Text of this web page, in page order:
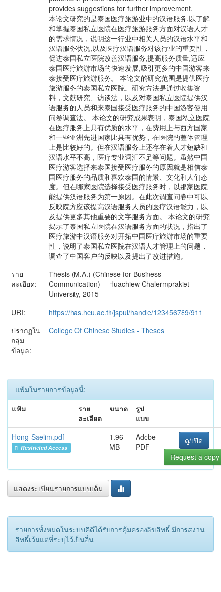
provides suggestions for further improvement.
本论文研究的是泰国医疗旅游业中的汉语服务,以了解
和掌握泰国私立医院在医疗旅游服务方面对汉语人才
的需求情况，说明这一行业中相关人员的汉语水平和
汉语服务状况,以及医疗汉语服务对该行业的重要性，
促进泰国私立医院改善汉语服务,提高服务质量,适应
泰国医疗旅游市场的快速发展,吸引更多的中国游客来
泰接受医疗旅游服务。 本论文的研究范围是提供医疗
旅游服务的泰国私立医院。研究方法是通过收集资
料，文献研究、访谈法，以及对泰国私立医院提供汉
语服务的人员和来泰国接受医疗服务的中国游客使用
问卷调查法。 本论文的研究成果表明，泰国私立医院
在医疗服务上具有优质的水平，在费用上与西方国家
和一些亚洲先进国家比具有优势，在医院的整体管理
上是比较好的。但在汉语服务上还存在着人才短缺和
汉语水平不高，医疗专业词汇不足等问题。虽然中国
医疗游客选择来泰国接受医疗服务的原因就是相信泰
国医疗服务的品质和喜欢泰国的情景、文化和人们态
度。但在哪家医院选择接受医疗服务时，以那家医院
能提供汉语服务为第一原因。在此次调查问卷中可以
反映院方应该提高汉语服务人员的医疗汉语能力，以
及提供更多其他重要的文字服务方面。 本论文的研究
揭示了泰国私立医院在汉语服务方面的状况，指出了
医疗旅游中汉语服务对开拓中国医疗旅游市场的重要
性，说明了泰国私立医院在汉语人才管理上的问题，
调查了中国客户的反映以及提出了改进措施。
ราย
ละเอียด:
Thesis (M.A.) (Chinese for Business
Communication) -- Huachiew Chalermprakiet
University, 2015
URI:
https://has.hcu.ac.th/jspui/handle/123456789/911
ปรากฏใน
กลุ่ม
ข้อมูล:
College Of Chinese Studies - Theses
แฟ้มในรายการข้อมูลนี้:
แฟ้ม
ราย
ละเอียด
ขนาด
รูป
แบบ
Hong-Saelim.pdf
Restricted Access
1.96
MB
Adobe
PDF
ดู/เปิด
Request a copy
แสดงระเบียนรายการแบบเต็ม
รายการทั้งหมดในระบบคิดีได้รับการคุ้มครองลิขสิทธิ์ มีการสงวน
สิทธิ์เว้นแต่ที่ระบุไว้เป็นอื่น